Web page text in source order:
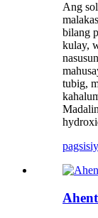
Ang
bilang
kulay,
tubig,